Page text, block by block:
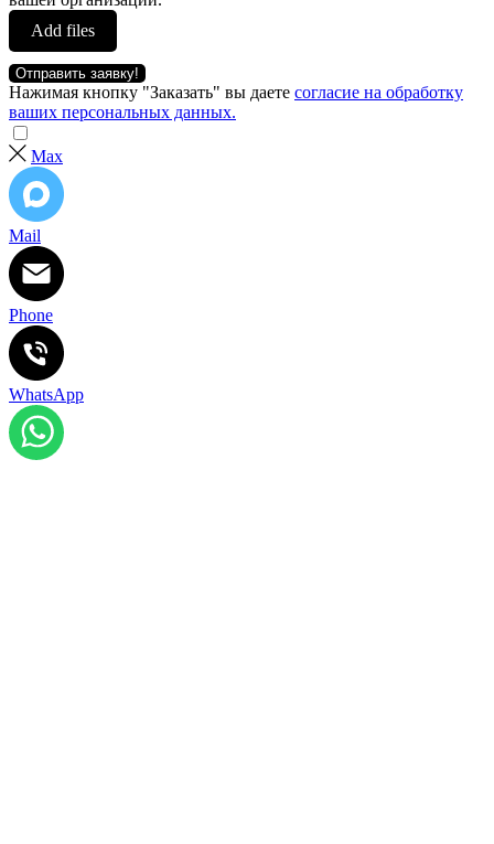
Add files
Отправить заявку!
Нажимая кнопку "Заказать" вы даете согласие на обработку
ваших персональных данных.
Max
Mail
Phone
WhatsApp